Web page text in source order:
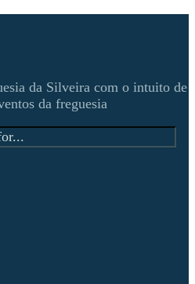
da Silveira com o intuito de
da freguesia